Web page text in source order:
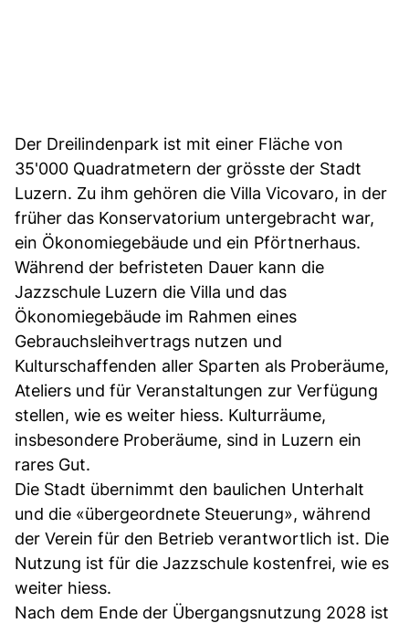
Der Dreilindenpark ist mit einer Fläche von
35'000 Quadratmetern der grösste der Stadt
Luzern. Zu ihm gehören die Villa Vicovaro, in der
früher das Konservatorium untergebracht war,
ein Ökonomiegebäude und ein Pförtnerhaus.
Während der befristeten Dauer kann die
Jazzschule Luzern die Villa und das
Ökonomiegebäude im Rahmen eines
Gebrauchsleihvertrags nutzen und
Kulturschaffenden aller Sparten als Proberäume,
Ateliers und für Veranstaltungen zur Verfügung
stellen, wie es weiter hiess. Kulturräume,
insbesondere Proberäume, sind in Luzern ein
rares Gut.
Die Stadt übernimmt den baulichen Unterhalt
und die «übergeordnete Steuerung», während
der Verein für den Betrieb verantwortlich ist. Die
Nutzung ist für die Jazzschule kostenfrei, wie es
weiter hiess.
Nach dem Ende der Übergangsnutzung 2028 ist